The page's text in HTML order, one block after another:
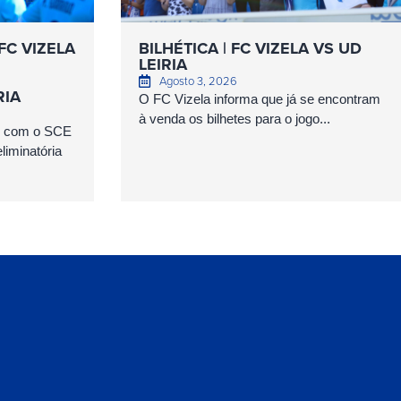
VIZELA
o SCE
BILHÉTICA | FC VIZELA VS UD
LEIRIA
Agosto 3, 2026
O FC Vizela informa que já se encontram
à venda os bilhetes para o jogo...